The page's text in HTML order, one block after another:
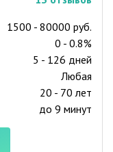
1500 - 80000 руб.
0 - 0.8%
5 - 126 дней
Любая
20 - 70 лет
до 9 минут